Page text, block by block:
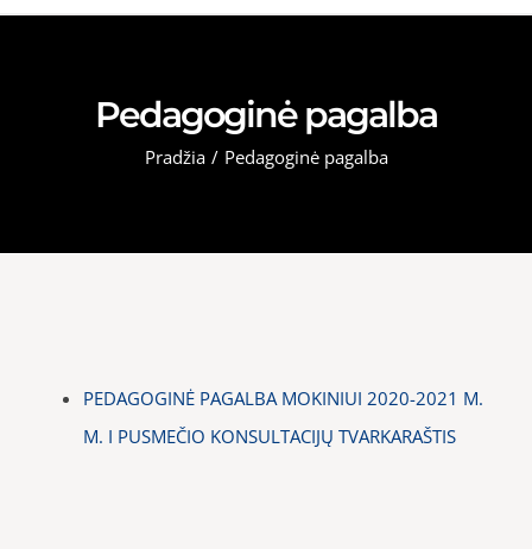
Pedagoginė pagalba
Pradžia / Pedagoginė pagalba
PEDAGOGINĖ PAGALBA MOKINIUI 2020-2021 M.
M. I PUSMEČIO KONSULTACIJŲ TVARKARAŠTIS